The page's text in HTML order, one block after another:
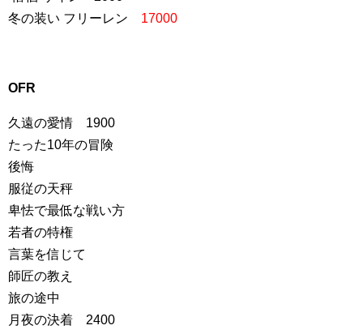
冬の装い フリーレン 17000
OFR
久遠の愛情 1900
たった10年の冒険
後悔
服従の天秤
卑怯で最低な戦い方
若者の特権
言葉を信じて
師匠の教え
旅の途中
月夜の決着 2400